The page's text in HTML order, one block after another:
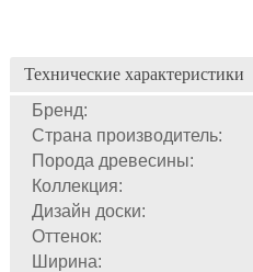
Технические характеристики
Бренд:
Страна производитель:
Порода древесины:
Коллекция:
Дизайн доски:
Оттенок:
Ширина: